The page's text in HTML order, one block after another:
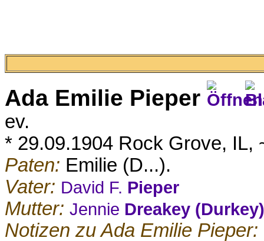
Ada Emilie Pieper
ev.
* 29.09.1904 Rock Grove, IL,
Paten: Emilie (D...).
Vater: David F. Pieper
Mutter: Jennie Dreakey (Durkey)
Notizen zu Ada Emilie Pieper: